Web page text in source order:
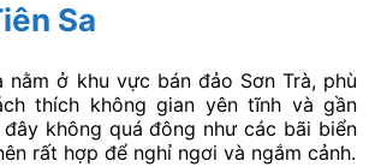
Sa
nằm ở khu vực bán đảo Sơn Trà, phù
thích không gian yên tĩnh và gần
không quá đông như các bãi biển
rất hợp để nghỉ ngơi và ngắm cảnh.